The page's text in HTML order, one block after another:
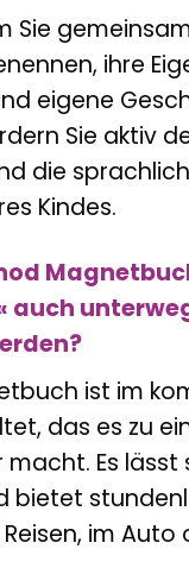
Sie
ihre
eigene
Sie aktiv
die
Kindes.
auch
ist im
das es zu
macht. Es lässt
bietet
im Auto